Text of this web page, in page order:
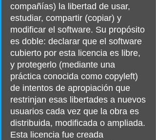
compañías) la libertad de usar,
estudiar, compartir (copiar) y
modificar el software. Su propósito
es doble: declarar que el software
cubierto por esta licencia es libre,
y protegerlo (mediante una
práctica conocida como copyleft)
de intentos de apropiación que
restrinjan esas libertades a nuevos
usuarios cada vez que la obra es
distribuida, modificada o ampliada.
Esta licencia fue creada